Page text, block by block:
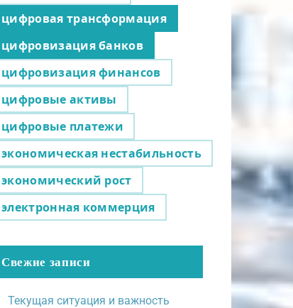
цифровая трансформация
цифровизация банков
цифровизация финансов
цифровые активы
цифровые платежи
экономическая нестабильность
экономический рост
электронная коммерция
Свежие записи
Текущая ситуация и важность